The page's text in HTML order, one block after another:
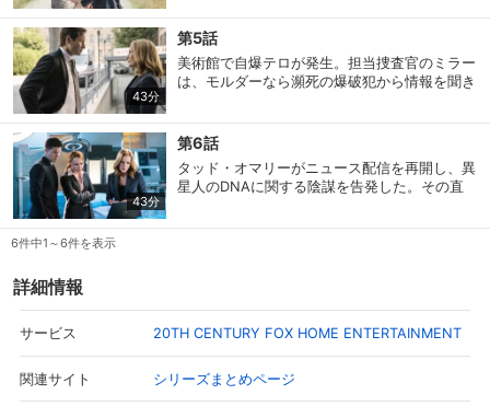
会員設定 会員情報 閉じる
会員情報変更
決済方法変更 決済方法の変更が可能です。
43分
第5話
美術館で自爆テロが発生。担当捜査官のミラー
は、モルダーなら瀕死の爆破犯から情報を聞き
43分
第6話
タッド・オマリーがニュース配信を再開し、異
星人のDNAに関する陰謀を告発した。その直
6件中1～6件を表示
詳細情報
サービス 20TH CENTURY FOX HOME ENTERTAINMENT
関連サイト シリーズまとめページ